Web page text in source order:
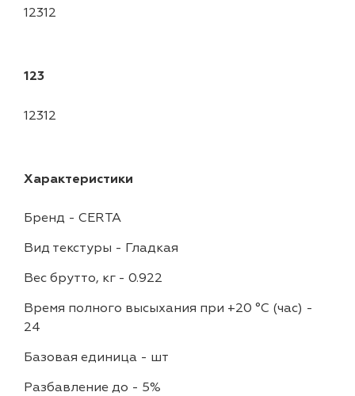
12312
123
12312
Характеристики
Бренд - CERTA
Вид текстуры - Гладкая
Вес брутто, кг - 0.922
Время полного высыхания при +20 °С (час) -
24
Базовая единица - шт
Разбавление до - 5%